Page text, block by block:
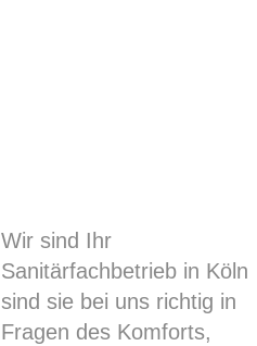
Wir sind Ihr
Sanitärfachbetrieb in Köln
sind sie bei uns richtig in
Fragen des Komforts,